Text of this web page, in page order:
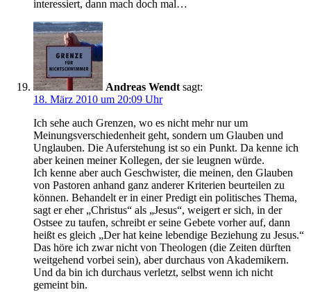
interessiert, dann mach doch mal…
Andreas Wendt sagt:
18. März 2010 um 20:09 Uhr
Ich sehe auch Grenzen, wo es nicht mehr nur um
Meinungsverschiedenheit geht, sondern um Glauben und
Unglauben. Die Auferstehung ist so ein Punkt. Da kenne ich
aber keinen meiner Kollegen, der sie leugnen würde.
Ich kenne aber auch Geschwister, die meinen, den Glauben
von Pastoren anhand ganz anderer Kriterien beurteilen zu
können. Behandelt er in einer Predigt ein politisches Thema,
sagt er eher „Christus“ als „Jesus“, weigert er sich, in der
Ostsee zu taufen, schreibt er seine Gebete vorher auf, dann
heißt es gleich „Der hat keine lebendige Beziehung zu Jesus.“
Das höre ich zwar nicht von Theologen (die Zeiten dürften
weitgehend vorbei sein), aber durchaus von Akademikern.
Und da bin ich durchaus verletzt, selbst wenn ich nicht
gemeint bin.